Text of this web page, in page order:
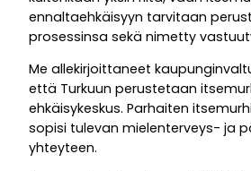
ennaltaehkäisyyn tarvitaan
prosessinsa sekä nimetty
Me allekirjoittaneet
että Turkuun perustetaan
ehkäisykeskus. Parhaiten
sopisi tulevan mielenterveys- ja
yhteyteen.